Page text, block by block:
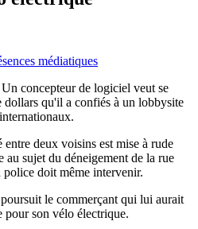
médiatiques
Un concepteur de logiciel veut se
dollars qu'il a confiés à un lobbysite
entre deux voisins est mise à rude
au sujet du déneigement de la rue
police doit même intervenir.
le commerçant qui lui aurait
pour son vélo électrique.